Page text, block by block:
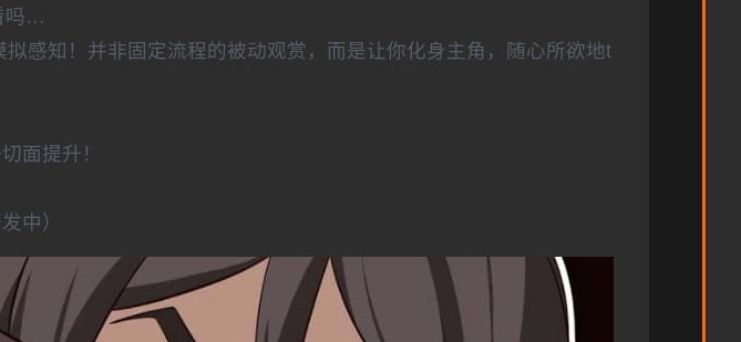
吗…
感知！并非固定流程的被动观赏，而是让你化身主角，随心所欲地t
面提升！
中）